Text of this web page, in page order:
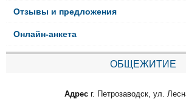
Отзывы и предложения
Онлайн-анкета
ОБЩЕЖИТИЕ
Адрес г. Петрозаводск, ул.